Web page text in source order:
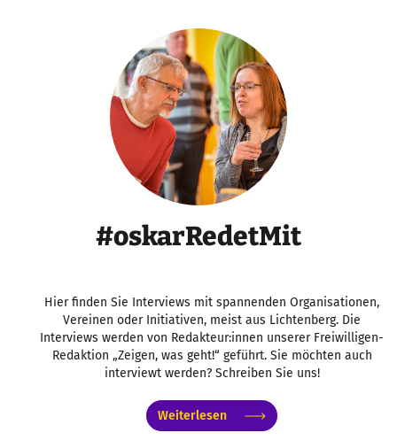
#oskarRedetMit
Hier finden Sie Interviews mit spannenden Organisationen,
Vereinen oder Initiativen, meist aus Lichtenberg. Die
Interviews werden von Redakteur:innen unserer Freiwilligen-
Redaktion „Zeigen, was geht!“ geführt. Sie möchten auch
interviewt werden? Schreiben Sie uns!
Weiterlesen